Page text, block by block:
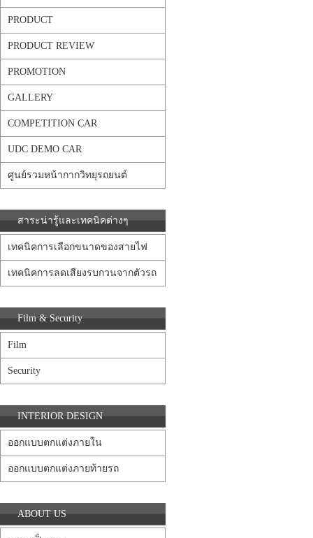
PRODUCT
PRODUCT REVIEW
PROMOTION
GALLERY
COMPETITION CAR
UDC DEMO CAR
ศูนย์รวมหน้ากากวิทยุรถยนต์
สาระน่ารู้และเทคนิคต่างๆ
เทคนิคการเลือกขนาดของสายไฟ
เทคนิคการลดเสียงรบกวนจากตัวรถ
Film & Security
Film
Security
INTERIOR DESIGN
ออกแบบตกแต่งภายใน
ออกแบบตกแต่งภายท้ายรถ
ABOUT US